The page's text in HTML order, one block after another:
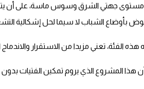
بأوضاع الشباب لا سيما لحل إشكالية
أن هذا المشروع الذي يروم تمكين